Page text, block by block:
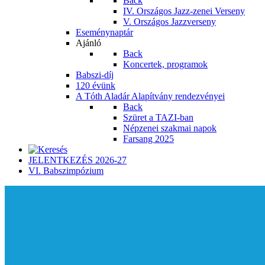
IV. Országos Jazz-zenei Verseny
V. Országos Jazzverseny
Eseménynaptár
Ajánló
Back
Koncertek, programok
Babszi-díj
120 évünk
A Tóth Aladár Alapítvány rendezvényei
Back
Szüret a TAZI-ban
Népzenei szakmai napok
Farsang 2025
JELENTKEZÉS 2026-27
VI. Babszimpózium